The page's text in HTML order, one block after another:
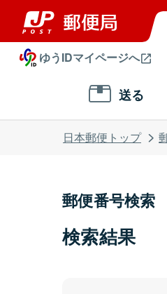
ゆうIDマイページへ
送る
日本郵便トップ
郵便番号検索
検索結果